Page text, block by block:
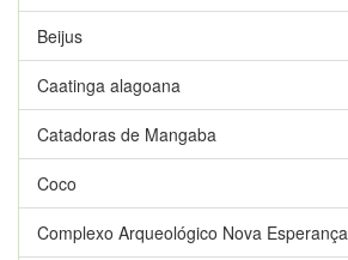
Beijus
Caatinga alagoana
Catadoras de Mangaba
Coco
Complexo Arqueológico Nova Esperança